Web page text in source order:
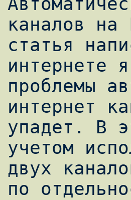
каналов
статья
интернете
проблемы
интернет
упадет. В
учетом
двух
по